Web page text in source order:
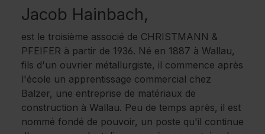
Jacob Hainbach,
est le troisième associé de CHRISTMANN &
PFEIFER à partir de 1936. Né en 1887 à Wallau,
fils d'un ouvrier métallurgiste, il commence après
l'école un apprentissage commercial chez
Balzer, une entreprise de matériaux de
construction à Wallau. Peu de temps après, il est
nommé fondé de pouvoir, un poste qu'il continue